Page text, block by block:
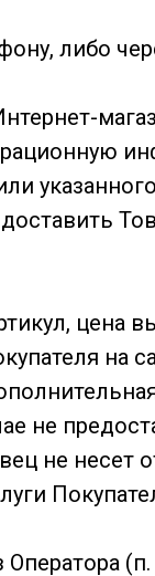
либо
цена
на
не
не несет